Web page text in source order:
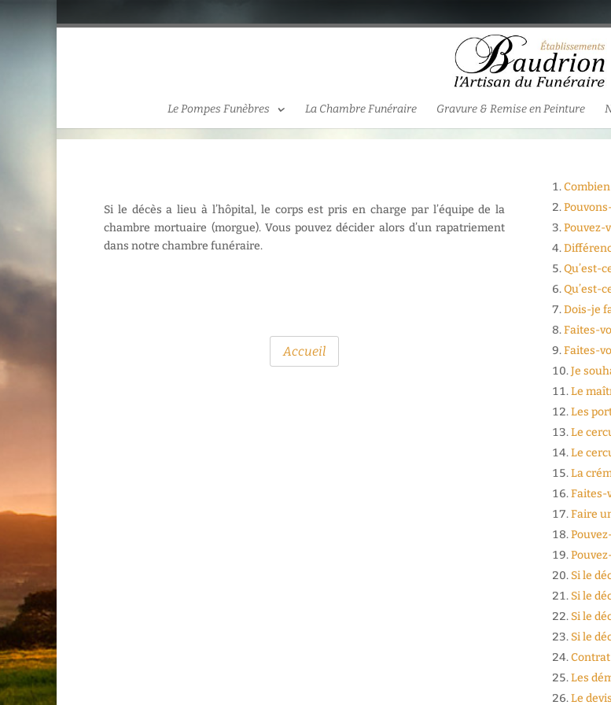
Le Pompes Funèbres La Chambre Funéraire Gravure & Remise en Peinture
Si le décès a lieu à l’hôpital, le corps est pris en charge par l’équipe de la
chambre mortuaire (morgue). Vous pouvez décider alors d’un rapatriement
dans notre chambre funéraire.
Accueil
Pouvez-
Qu’est-
Qu’est-
Dois-je
Faites-
Faites-
Je
Le
Les
Le
Le
La
Faites-
Faire
Si le
Si le
Si le
Si le
Contrat
Les
Le